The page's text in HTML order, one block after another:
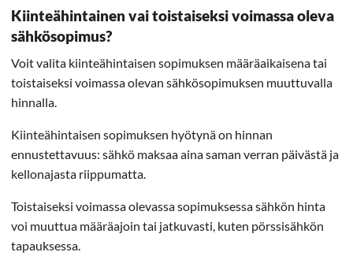
Kiinteähintainen vai toistaiseksi voimassa oleva
sähkösopimus?
Voit valita kiinteähintaisen sopimuksen määräaikaisena tai
toistaiseksi voimassa olevan sähkösopimuksen muuttuvalla
hinnalla.
Kiinteähintaisen sopimuksen hyötynä on hinnan
ennustettavuus: sähkö maksaa aina saman verran päivästä ja
kellonajasta riippumatta.
Toistaiseksi voimassa olevassa sopimuksessa sähkön hinta
voi muuttua määräajoin tai jatkuvasti, kuten pörssisähkön
tapauksessa.